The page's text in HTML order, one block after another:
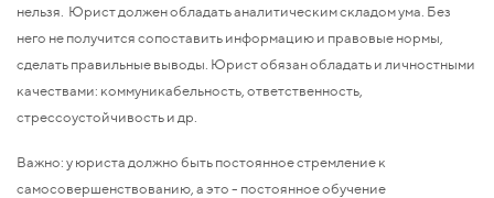
нельзя. Юрист должен обладать аналитическим складом ума. Без
него не получится сопоставить информацию и правовые нормы,
сделать правильные выводы. Юрист обязан обладать и личностными
качествами: коммуникабельность, ответственность,
стрессоустойчивость и др.
Важно: у юриста должно быть постоянное стремление к
самосовершенствованию, а это - постоянное обучение